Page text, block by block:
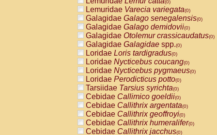
AtelidaeAlouattaspp.(0)
AtelidaeAteles belzebuth(0)
AtelidaeAteles geoffroyi(0)
AtelidaeAteles paniscus(0)
AtelidaeAtelesspp.(0)
Atelidae Lagothrix lagothricha
AtelidaeLagothrix lagothricha cana
PitheciidaeCacajao calvus
PitheciidaeCallicebus cupreus
PitheciidaeCallicebus donacophilus
PitheciidaeCallicebus moloch
PitheciidaeCallicebus torquatus
PitheciidaeCallicebusspp.(0)
PitheciidaeChiropotes satanas(0)
PitheciidaePithecia monachus
(0)
Lemuridae Varecia variegata(0)
Galagidae Galago senegalensis(0)
Galagidae Galago demidovii(0)
Galagidae Otolemur crassicaudatus(0)
Galagidae Galagidae spp.(0)
Loridae Loris tardigradus(0)
Loridae Nycticebus coucang(0)
Loridae Nycticebus pygmaeus(0)
Loridae Perodicticus potto(0)
Tarsiidae Tarsius syrichta(0)
Cebidae Callimico goeldii(0)
Cebidae Callithrix argentata(0)
Cebidae Callithrix geoffroyi(0)
Cebidae Callithrix humeralifer(0)
Cebidae Callithrix jacchus(0)